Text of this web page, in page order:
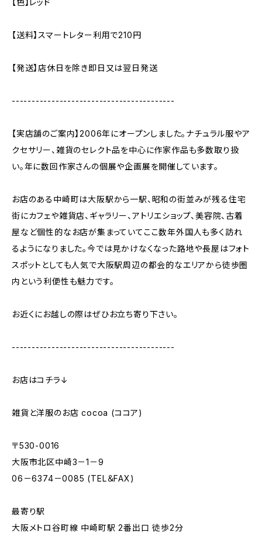
【色】レッド
【送料】スマートレター利用で210円
【発送】店休日を除き即日又は翌日発送
-----------------------------------------
【実店舗のご案内】2006年にオープンしました。ナチュラル服やア
クセサリー、雑貨のセレクト品を中心に作家作品も多数取り扱
い。年に数回作家さんの個展や企画展を開催しています。
お店のある中崎町は大阪駅から一駅、昭和の街並みが残る住宅
街にカフェや雑貨店、ギャラリー、アトリエショップ、美容院、古着
屋など個性的なお店が集まっていてここ数年外国人も多く訪れ
るようになりました。今では見かけなくなった路地や長屋はフォト
スポットとしても人気で大阪駅周辺の都会的なエリアから徒歩圏
内という利便性も魅力です。
お近くにお越しの際はぜひお立ち寄り下さい。
-----------------------------------------
お店はコチラ↓
雑貨と洋服のお店 cocoa (ココア)
〒530-0016
大阪市北区中崎3－1－9
06－6374－0085 (TEL＆FAX)
最寄り駅
大阪メトロ谷町線 中崎町駅 2番出口 徒歩2分